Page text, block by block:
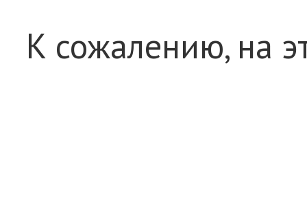
К сожалению, на